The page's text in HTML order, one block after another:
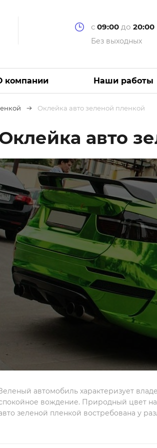
с 09:00до 20:00
Без выходных
компании Наши работы
Оклейка авто зеленой пленкой
авто
автомобиль характеризует
вождение. Природный цвет
зеленой пленкой востребована у